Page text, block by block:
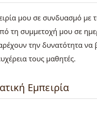
μου σε συνδυασμό με
τη συμμετοχή μου σε
την δυνατότητα
τους μαθητές.
Εμπειρία